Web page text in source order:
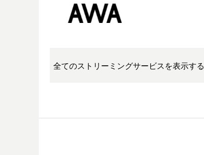
全てのストリーミングサービスを表示する